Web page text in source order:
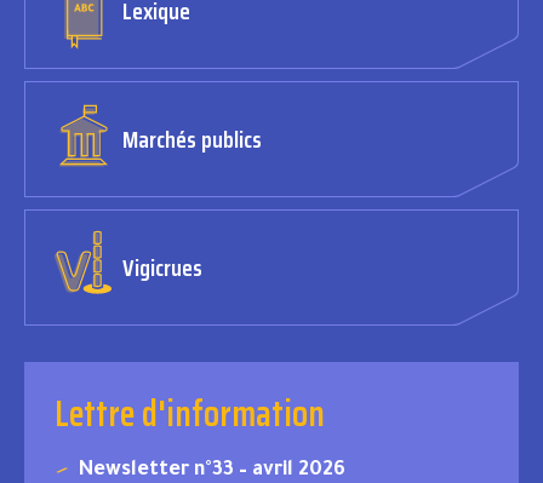
Lexique
Marchés publics
Vigicrues
Lettre d'information
Newsletter n°33 – avril 2026